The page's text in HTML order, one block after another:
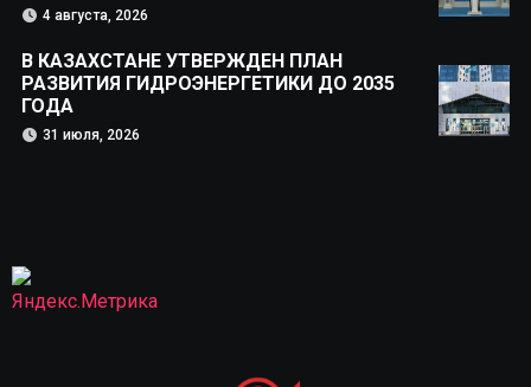
4 августа, 2026
В КАЗАХСТАНЕ УТВЕРЖДЕН ПЛАН
РАЗВИТИЯ ГИДРОЭНЕРГЕТИКИ ДО 2035
ГОДА
31 июля, 2026